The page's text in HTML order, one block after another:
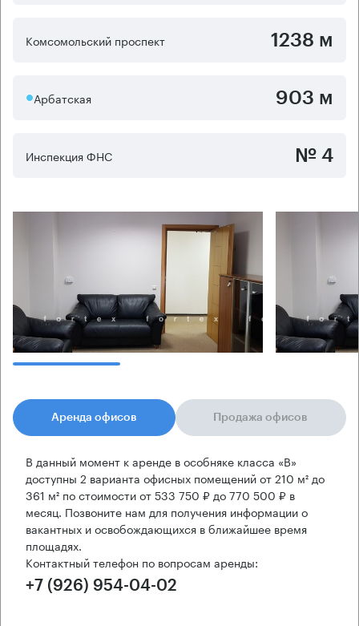
Комсомольский проспект 1238 м
Арбатская 903 м
Инспекция ФНС № 4
Аренда офисов Продажа офисов
В данный момент к аренде в особняке класса «B»
доступны 2 варианта офисных помещений от 210 м² до
361 м² по стоимости от 533 750 ₽ до 770 500 ₽ в
месяц. Позвоните нам для получения информации о
вакантных и освобождающихся в ближайшее время
площадях.
Контактный телефон по вопросам аренды:
+7 (926) 954-04-02